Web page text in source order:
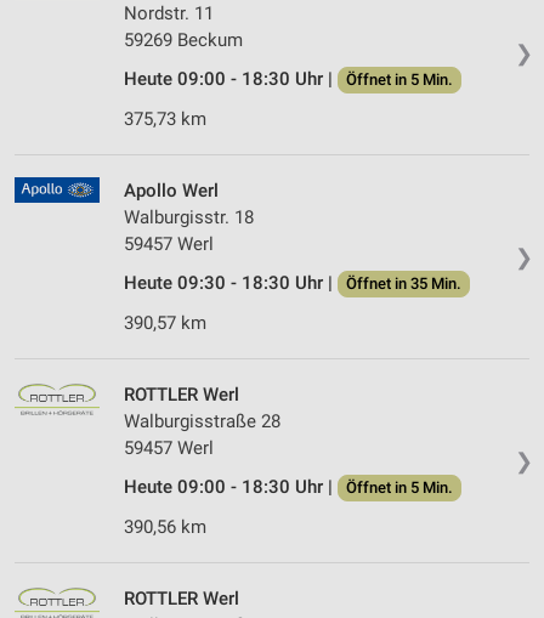
❯
Nordstr. 11
59269 Beckum
Heute 09:00 - 18:30 Uhr |
Öffnet in 5 Min.
375,73 km
❯
Apollo Werl
Walburgisstr. 18
59457 Werl
Heute 09:30 - 18:30 Uhr |
Öffnet in 35 Min.
390,57 km
❯
ROTTLER Werl
Walburgisstraße 28
59457 Werl
Heute 09:00 - 18:30 Uhr |
Öffnet in 5 Min.
390,56 km
ROTTLER Werl